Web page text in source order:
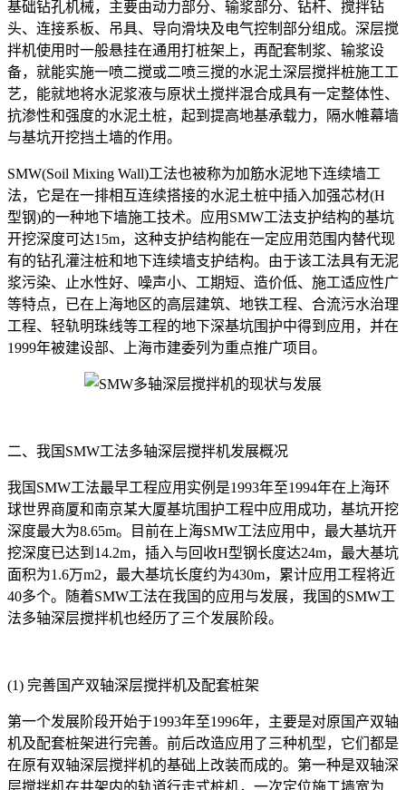
基础钻孔机械，主要由动力部分、输浆部分、钻杆、搅拌钻
头、连接系板、吊具、导向滑块及电气控制部分组成。深层搅
拌机使用时一般悬挂在通用打桩架上，再配套制浆、输浆设
备，就能实施一喷二搅或二喷三搅的水泥土深层搅拌桩施工工
艺，能就地将水泥浆液与原状土搅拌混合成具有一定整体性、
抗渗性和强度的水泥土桩，起到提高地基承载力，隔水帷幕墙
与基坑开挖挡土墙的作用。
SMW(Soil Mixing Wall)工法也被称为加筋水泥地下连续墙工
法，它是在一排相互连续搭接的水泥土桩中插入加强芯材(H
型钢)的一种地下墙施工技术。应用SMW工法支护结构的基坑
开挖深度可达15m，这种支护结构能在一定应用范围内替代现
有的钻孔灌注桩和地下连续墙支护结构。由于该工法具有无泥
浆污染、止水性好、噪声小、工期短、造价低、施工适应性广
等特点，已在上海地区的高层建筑、地铁工程、合流污水治理
工程、轻轨明珠线等工程的地下深基坑围护中得到应用，并在
1999年被建设部、上海市建委列为重点推广项目。
二、我国SMW工法多轴深层搅拌机发展概况
我国SMW工法最早工程应用实例是1993年至1994年在上海环
球世界商厦和南京某大厦基坑围护工程中应用成功，基坑开挖
深度最大为8.65m。目前在上海SMW工法应用中，最大基坑开
挖深度已达到14.2m，插入与回收H型钢长度达24m，最大基坑
面积为1.6万m2，最大基坑长度约为430m，累计应用工程将近
40多个。随着SMW工法在我国的应用与发展，我国的SMW工
法多轴深层搅拌机也经历了三个发展阶段。
(1) 完善国产双轴深层搅拌机及配套桩架
第一个发展阶段开始于1993年至1996年，主要是对原国产双轴
机及配套桩架进行完善。前后改造应用了三种机型，它们都是
在原有双轴深层搅拌机的基础上改装而成的。第一种是双轴深